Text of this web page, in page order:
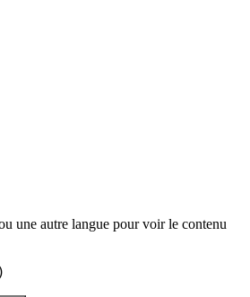
une autre langue pour voir le contenu